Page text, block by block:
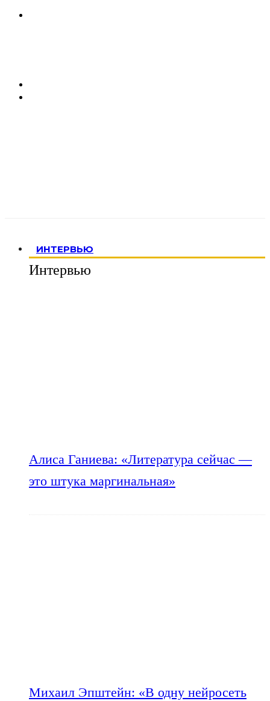
ИНТЕРВЬЮ
Интервью
Алиса Ганиева: «Литература сейчас —
это штука маргинальная»
Михаил Эпштейн: «В одну нейросеть